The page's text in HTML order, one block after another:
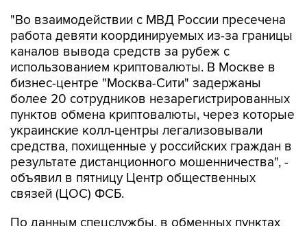
"Во взаимодействии с МВД России пресечена
работа девяти координируемых из-за границы
каналов вывода средств за рубеж с
использованием криптовалюты. В Москве в
бизнес-центре "Москва-Сити" задержаны
более 20 сотрудников незарегистрированных
пунктов обмена криптовалюты, через которые
украинские колл-центры легализовывали
средства, похищенные у российских граждан в
результате дистанционного мошенничества", -
объявил в пятницу Центр общественных
связей (ЦОС) ФСБ.